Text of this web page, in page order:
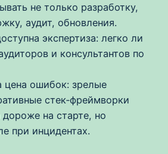
не только разработку,
аудит, обновления.
экспертиза: легко ли
и консультантов по
цена ошибок: зрелые
стек‑фреймворки
дороже на старте, но
при инцидентах.